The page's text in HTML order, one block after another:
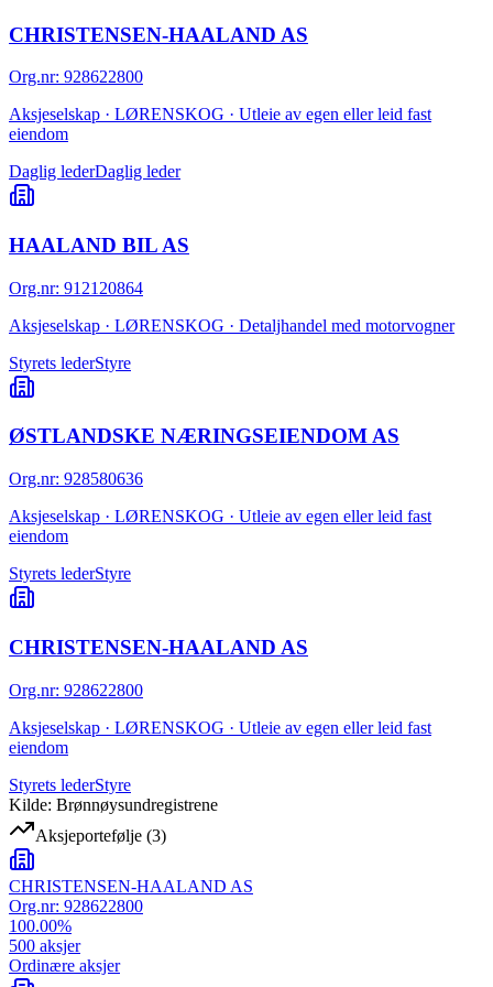
CHRISTENSEN-HAALAND AS
Org.nr: 928622800
Aksjeselskap · LØRENSKOG · Utleie av egen eller leid fast
eiendom
Daglig lederDaglig leder
HAALAND BIL AS
Org.nr: 912120864
Aksjeselskap · LØRENSKOG · Detaljhandel med motorvogner
Styrets lederStyre
ØSTLANDSKE NÆRINGSEIENDOM AS
Org.nr: 928580636
Aksjeselskap · LØRENSKOG · Utleie av egen eller leid fast
eiendom
Styrets lederStyre
CHRISTENSEN-HAALAND AS
Org.nr: 928622800
Aksjeselskap · LØRENSKOG · Utleie av egen eller leid fast
eiendom
Styrets lederStyre
Kilde: Brønnøysundregistrene
Aksjeportefølje (3)
CHRISTENSEN-HAALAND AS
Org.nr: 928622800
100.00%
500 aksjer
Ordinære aksjer